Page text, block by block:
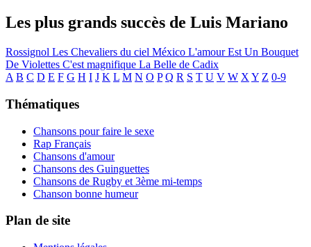
Les plus grands succès de Luis Mariano
Rossignol Les Chevaliers du ciel México L'amour Est Un Bouquet
De Violettes C'est magnifique La Belle de Cadix
A B C D E F G H I J K L M N O P Q R S T U V W X Y Z 0-9
Thématiques
Chansons pour faire le sexe
Rap Français
Chansons d'amour
Chansons des Guinguettes
Chansons de Rugby et 3ème mi-temps
Chanson bonne humeur
Plan de site